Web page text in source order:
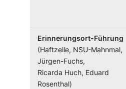
Erinnerungsort-Führung
(Haftzelle, NSU-Mahnmal,
Jürgen-Fuchs,
Ricarda Huch, Eduard
Rosenthal)